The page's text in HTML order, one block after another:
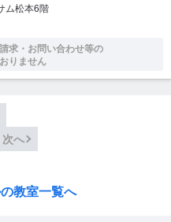
ム松本6階
求・お問い合わせ等の
りません
次へ
教室一覧へ